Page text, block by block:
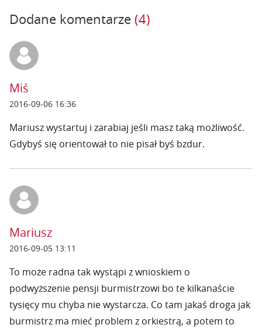
Dodane komentarze (4)
Miś
2016-09-06 16:36
Mariusz wystartuj i zarabiaj jeśli masz taką możliwość.
Gdybyś się orientował to nie pisał byś bzdur.
Mariusz
2016-09-05 13:11
To może radna tak wystąpi z wnioskiem o
podwyższenie pensji burmistrzowi bo te kilkanaście
tysięcy mu chyba nie wystarcza. Co tam jakaś droga jak
burmistrz ma mieć problem z orkiestrą, a potem to